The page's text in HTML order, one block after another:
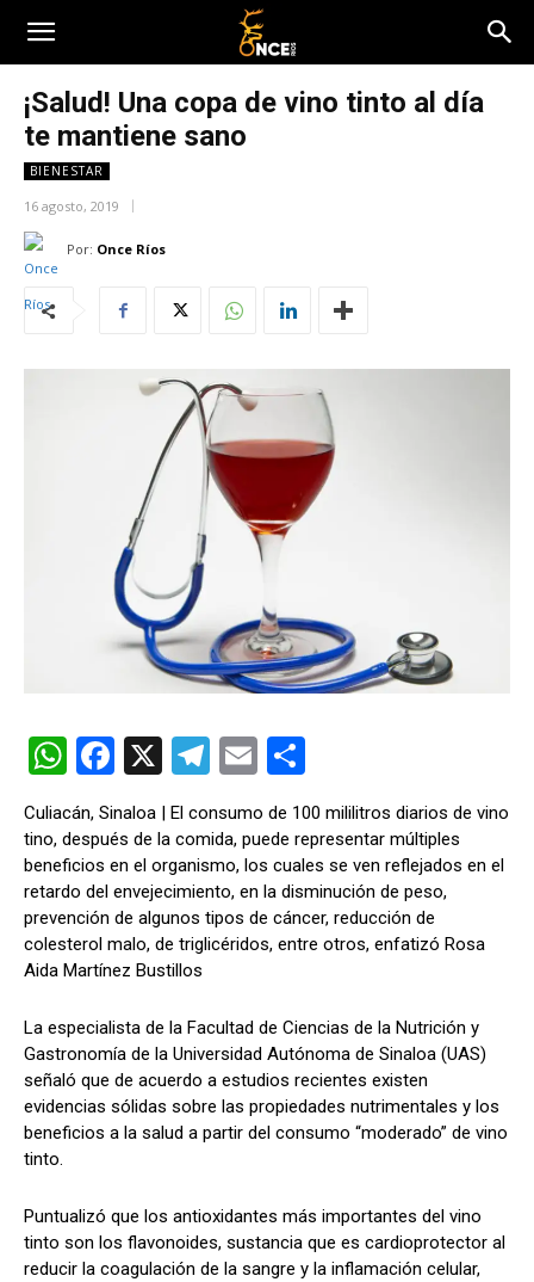
¡Salud! Una copa de vino tinto al día
te mantiene sano
BIENESTAR
16 agosto, 2019
Por: Once Ríos
W
h
at
s
A
p
p
F
a
ce
b
o
o
k
X
T
e
gr
a
m
E
m
ail
o
m
p
ar
tir
Culiacán, Sinaloa | El consumo de 100 mililitros diarios de vino
tino, después de la comida, puede representar múltiples
beneficios en el organismo, los cuales se ven reflejados en el
retardo del envejecimiento, en la disminución de peso,
prevención de algunos tipos de cáncer, reducción de
colesterol malo, de triglicéridos, entre otros, enfatizó Rosa
Aida Martínez Bustillos
La especialista de la Facultad de Ciencias de la Nutrición y
Gastronomía de la Universidad Autónoma de Sinaloa (UAS)
señaló que de acuerdo a estudios recientes existen
evidencias sólidas sobre las propiedades nutrimentales y los
beneficios a la salud a partir del consumo “moderado” de vino
tinto.
Puntualizó que los antioxidantes más importantes del vino
tinto son los flavonoides, sustancia que es cardioprotector al
reducir la coagulación de la sangre y la inflamación celular,